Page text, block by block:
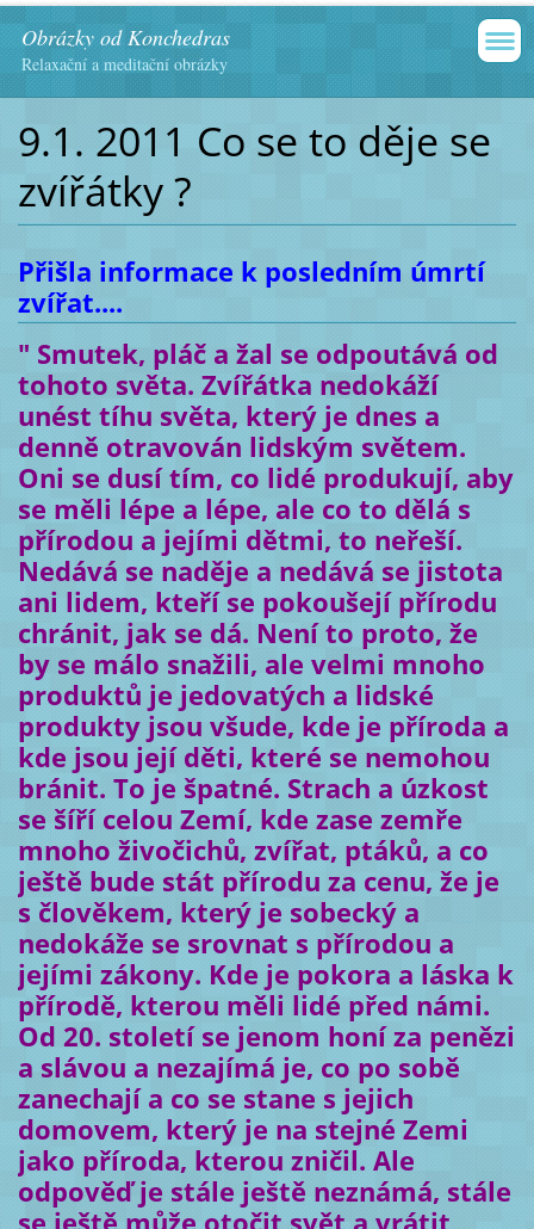
Obrázky od Konchedras
Relaxační a meditační obrázky
9.1. 2011 Co se to děje se
zvířátky ?
Přišla informace k posledním úmrtí
zvířat....
" Smutek, pláč a žal se odpoutává od
tohoto světa. Zvířátka nedokáží
unést tíhu světa, který je dnes a
denně otravován lidským světem.
Oni se dusí tím, co lidé produkují, aby
se měli lépe a lépe, ale co to dělá s
přírodou a jejími dětmi, to neřeší.
Nedává se naděje a nedává se jistota
ani lidem, kteří se pokoušejí přírodu
chránit, jak se dá. Není to proto, že
by se málo snažili, ale velmi mnoho
produktů je jedovatých a lidské
produkty jsou všude, kde je příroda a
kde jsou její děti, které se nemohou
bránit. To je špatné. Strach a úzkost
se šíří celou Zemí, kde zase zemře
mnoho živočichů, zvířat, ptáků, a co
ještě bude stát přírodu za cenu, že je
s člověkem, který je sobecký a
nedokáže se srovnat s přírodou a
jejími zákony. Kde je pokora a láska k
přírodě, kterou měli lidé před námi.
Od 20. století se jenom honí za penězi
a slávou a nezajímá je, co po sobě
zanechají a co se stane s jejich
domovem, který je na stejné Zemi
jako příroda, kterou zničil. Ale
odpověď je stále ještě neznámá, stále